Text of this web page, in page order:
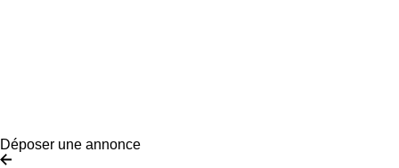
Déposer une annonce